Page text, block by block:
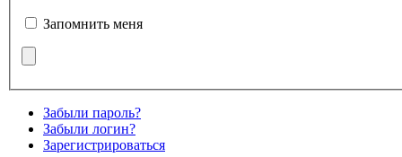
Запомнить меня
Забыли пароль?
Забыли логин?
Зарегистрироваться